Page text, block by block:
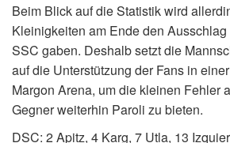
Beim Blick auf die Statistik wird
Kleinigkeiten am Ende den
SSC gaben. Deshalb setzt die
auf die Unterstützung der Fans in
Margon Arena, um die kleinen Fehler
Gegner weiterhin Paroli zu bieten.
DSC: 2 Apitz, 4 Karg, 7 Utla, 13